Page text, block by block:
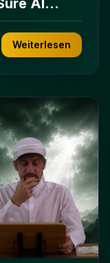
Āl
Weiterlesen